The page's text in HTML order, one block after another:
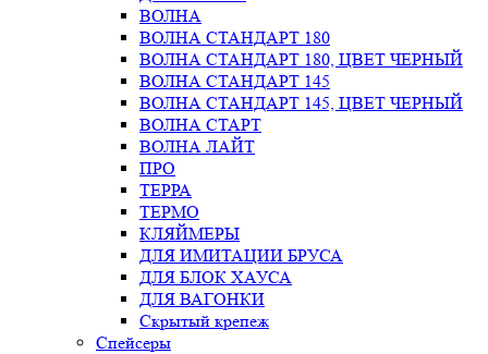
ВОЛНА
ВОЛНА СТАНДАРТ 180
ВОЛНА СТАНДАРТ 180, ЦВЕТ ЧЕРНЫЙ
ВОЛНА СТАНДАРТ 145
ВОЛНА СТАНДАРТ 145, ЦВЕТ ЧЕРНЫЙ
ВОЛНА СТАРТ
ВОЛНА ЛАЙТ
ПРО
ТЕРРА
ТЕРМО
КЛЯЙМЕРЫ
ДЛЯ ИМИТАЦИИ БРУСА
ДЛЯ БЛОК ХАУСА
ДЛЯ ВАГОНКИ
Скрытый крепеж
Спейсеры